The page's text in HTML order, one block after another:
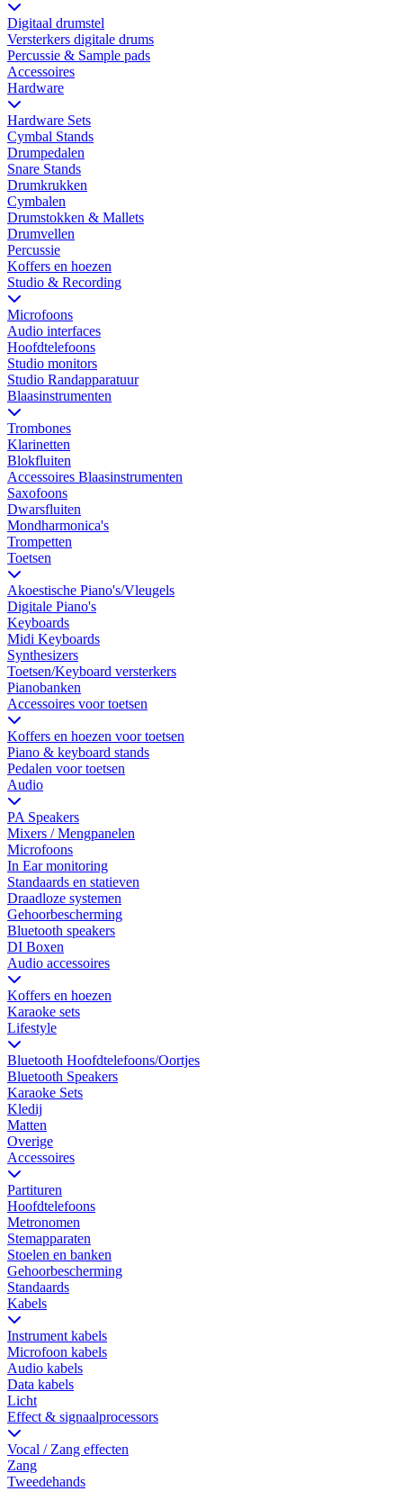
Digitaal drumstel
Versterkers digitale drums
Percussie & Sample pads
Accessoires
Hardware
Hardware Sets
Cymbal Stands
Drumpedalen
Snare Stands
Drumkrukken
Cymbalen
Drumstokken & Mallets
Drumvellen
Percussie
Koffers en hoezen
Studio & Recording
Microfoons
Audio interfaces
Hoofdtelefoons
Studio monitors
Studio Randapparatuur
Blaasinstrumenten
Trombones
Klarinetten
Blokfluiten
Accessoires Blaasinstrumenten
Saxofoons
Dwarsfluiten
Mondharmonica's
Trompetten
Toetsen
Akoestische Piano's/Vleugels
Digitale Piano's
Keyboards
Midi Keyboards
Synthesizers
Toetsen/Keyboard versterkers
Pianobanken
Accessoires voor toetsen
Koffers en hoezen voor toetsen
Piano & keyboard stands
Pedalen voor toetsen
Audio
PA Speakers
Mixers / Mengpanelen
Microfoons
In Ear monitoring
Standaards en statieven
Draadloze systemen
Gehoorbescherming
Bluetooth speakers
DI Boxen
Audio accessoires
Koffers en hoezen
Karaoke sets
Lifestyle
Bluetooth Hoofdtelefoons/Oortjes
Bluetooth Speakers
Karaoke Sets
Kledij
Matten
Overige
Accessoires
Partituren
Hoofdtelefoons
Metronomen
Stemapparaten
Stoelen en banken
Gehoorbescherming
Standaards
Kabels
Instrument kabels
Microfoon kabels
Audio kabels
Data kabels
Licht
Effect & signaalprocessors
Vocal / Zang effecten
Zang
Tweedehands